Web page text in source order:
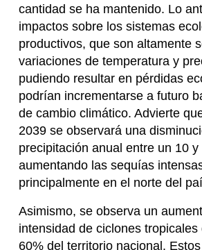
cantidad se ha mantenido. Lo
impactos sobre los sistemas
productivos, que son altamente
variaciones de temperatura y
pudiendo resultar en pérdidas
podrían incrementarse a futuro
de cambio climático. Advierte
2039 se observará una
precipitación anual entre un 10 y
aumentando las sequías
principalmente en el norte del
Asimismo, se observa un
intensidad de ciclones tropicales
60% del territorio nacional.